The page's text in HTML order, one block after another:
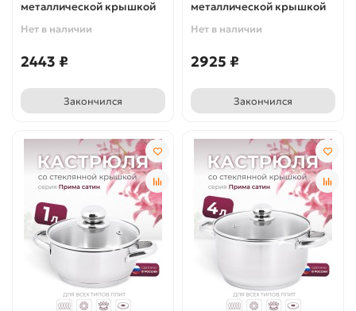
металлической крышкой
Нет в наличии
2443 ₽
Закончился
металлической крышкой
Нет в наличии
2925 ₽
Закончился